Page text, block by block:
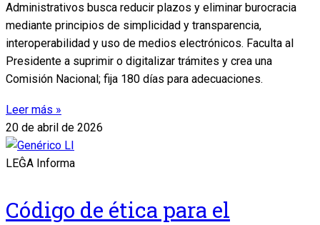
Administrativos busca reducir plazos y eliminar burocracia
mediante principios de simplicidad y transparencia,
interoperabilidad y uso de medios electrónicos. Faculta al
Presidente a suprimir o digitalizar trámites y crea una
Comisión Nacional; fija 180 días para adecuaciones.
Leer más »
20 de abril de 2026
LEĜA Informa
Código de ética para el